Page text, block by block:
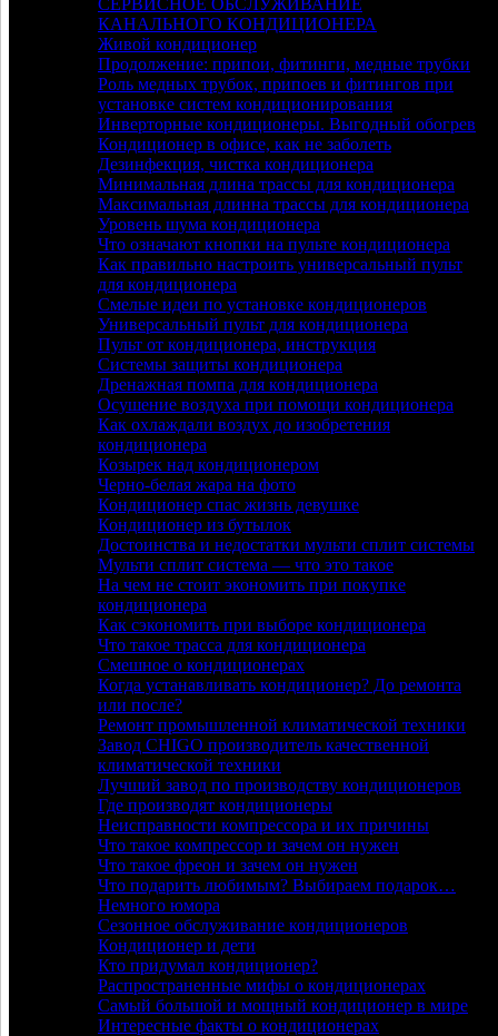
СЕРВИСНОЕ ОБСЛУЖИВАНИЕ
КАНАЛЬНОГО КОНДИЦИОНЕРА
Живой кондиционер
Продолжение: припои, фитинги, медные трубки
Роль медных трубок, припоев и фитингов при
установке систем кондиционирования
Инверторные кондиционеры. Выгодный обогрев
Кондиционер в офисе, как не заболеть
Дезинфекция, чистка кондиционера
Минимальная длина трассы для кондиционера
Максимальная длинна трассы для кондиционера
Уровень шума кондиционера
Что означают кнопки на пульте кондиционера
Как правильно настроить универсальный пульт
для кондиционера
Смелые идеи по установке кондиционеров
Универсальный пульт для кондиционера
Пульт от кондиционера, инструкция
Системы защиты кондиционера
Дренажная помпа для кондиционера
Осушение воздуха при помощи кондиционера
Как охлаждали воздух до изобретения
кондиционера
Козырек над кондиционером
Черно-белая жара на фото
Кондиционер спас жизнь девушке
Кондиционер из бутылок
Достоинства и недостатки мульти сплит системы
Мульти сплит система — что это такое
На чем не стоит экономить при покупке
кондиционера
Как сэкономить при выборе кондиционера
Что такое трасса для кондиционера
Смешное о кондиционерах
Когда устанавливать кондиционер? До ремонта
или после?
Ремонт промышленной климатической техники
Завод CHIGO производитель качественной
климатической техники
Лучший завод по производству кондиционеров
Где производят кондиционеры
Неисправности компрессора и их причины
Что такое компрессор и зачем он нужен
Что такое фреон и зачем он нужен
Что подарить любимым? Выбираем подарок…
Немного юмора
Сезонное обслуживание кондиционеров
Кондиционер и дети
Кто придумал кондиционер?
Распространенные мифы о кондиционерах
Самый большой и мощный кондиционер в мире
Интересные факты о кондиционерах